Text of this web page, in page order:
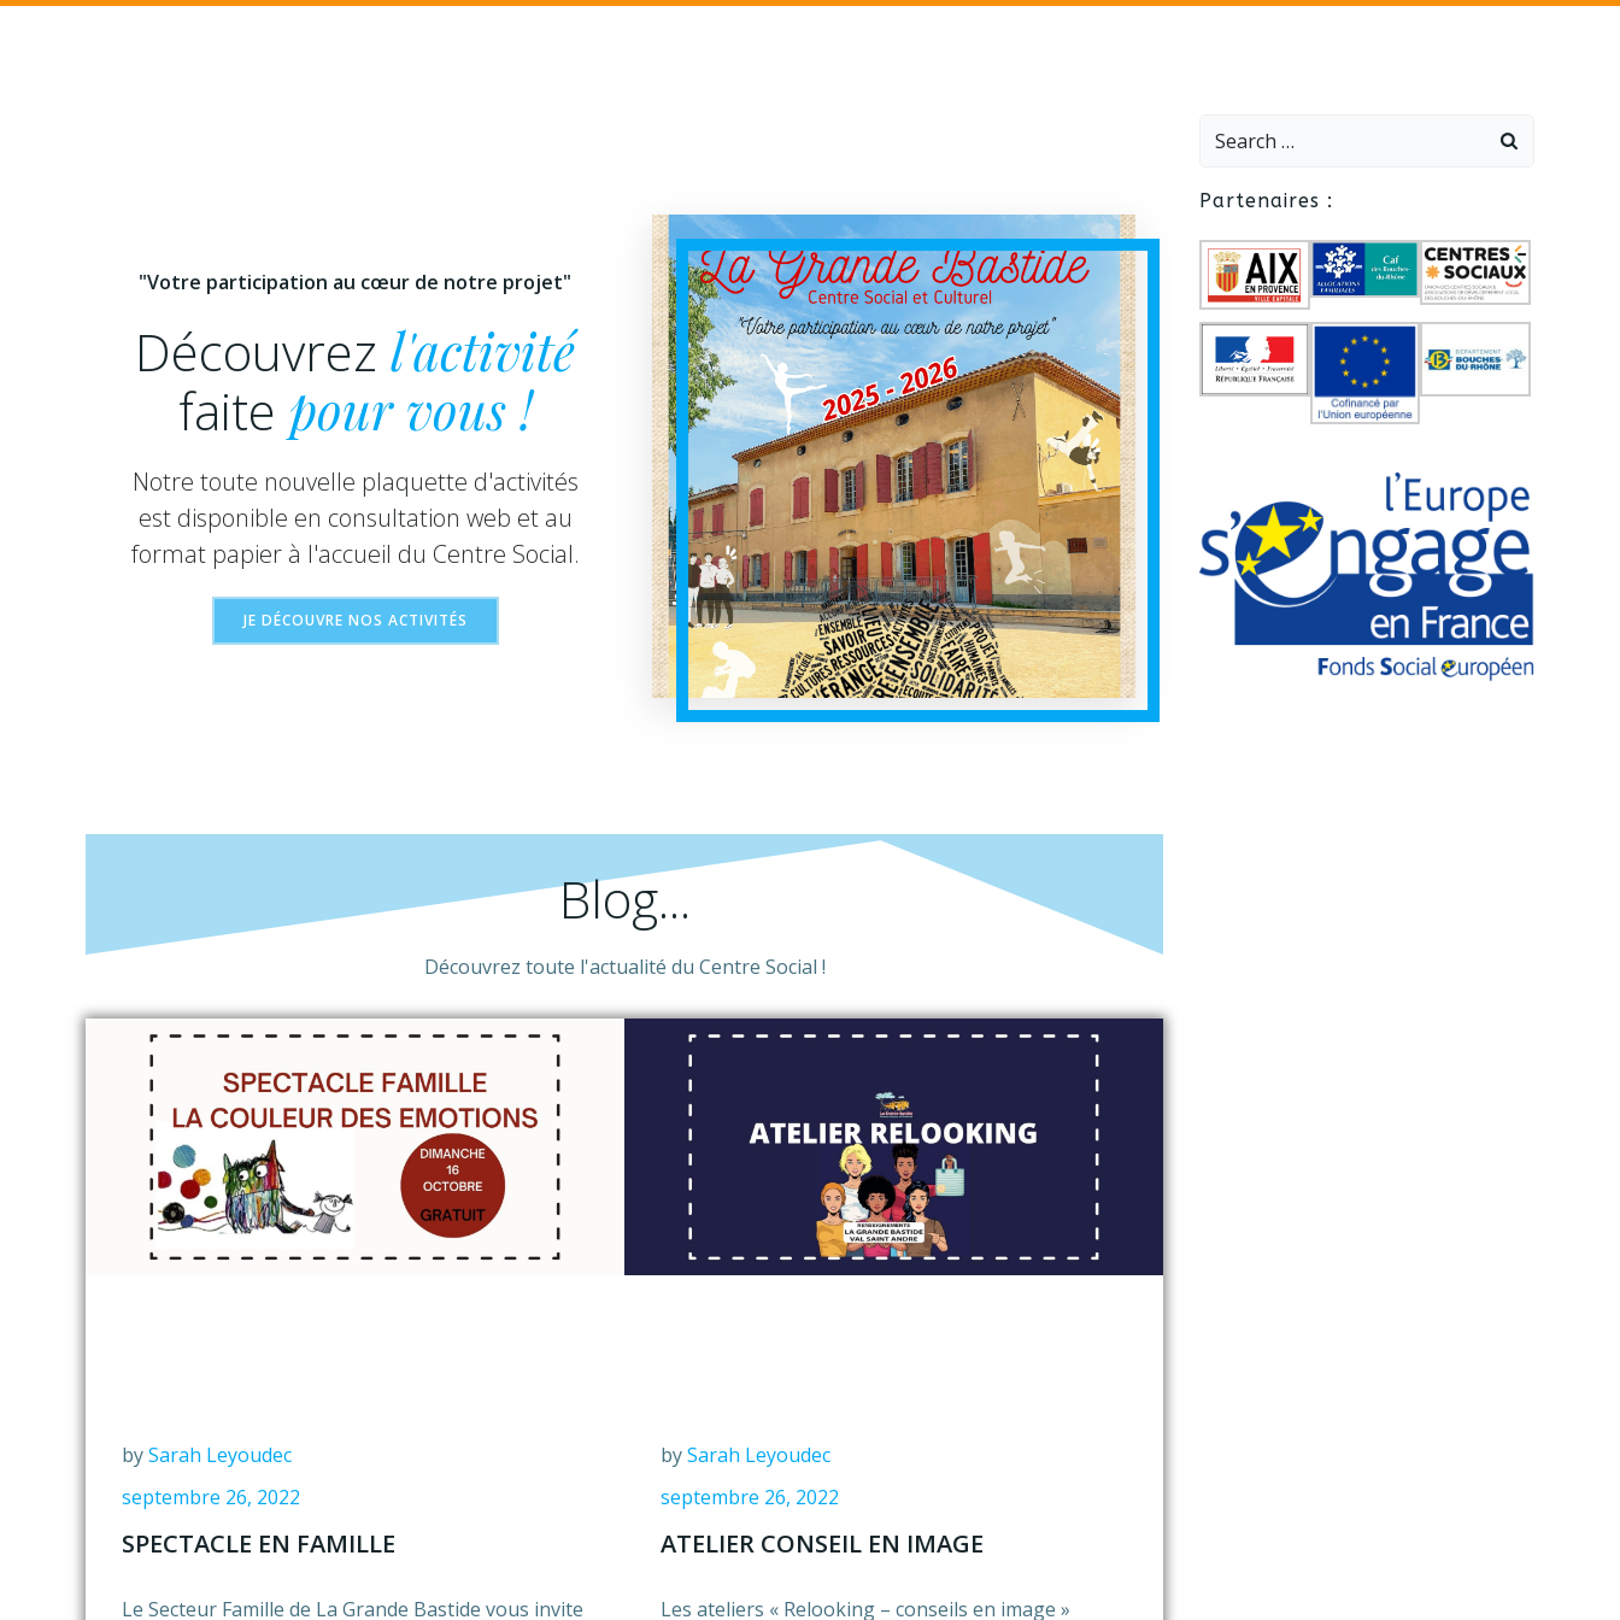
"Votre participation au cœur de notre projet"
Découvrez l'activité
faite pour vous !
Notre toute nouvelle plaquette d'activités
est disponible en consultation web et au
format papier à l'accueil du Centre Social.
JE DÉCOUVRE NOS ACTIVITÉS
Blog...
Découvrez toute l'actualité du Centre Social !
bySarah Leyoudec
septembre 26, 2022
SPECTACLE EN FAMILLE
Le Secteur Famille de La Grande Bastide vous invite
bySarah Leyoudec
septembre 26, 2022
ATELIER CONSEIL EN IMAGE
Les ateliers « Relooking – conseils en image »
Search
Partenaires :